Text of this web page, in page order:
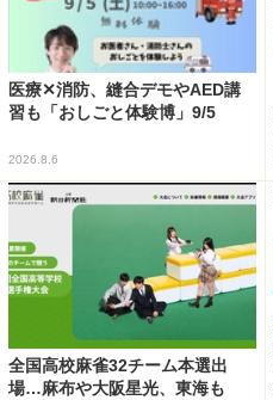
医療✕消防、縫合デモやAED講
習も「おしごと体験博」9/5
2026.8.6
全国高校麻雀32チーム本選出
場…麻布や大阪星光、東海も